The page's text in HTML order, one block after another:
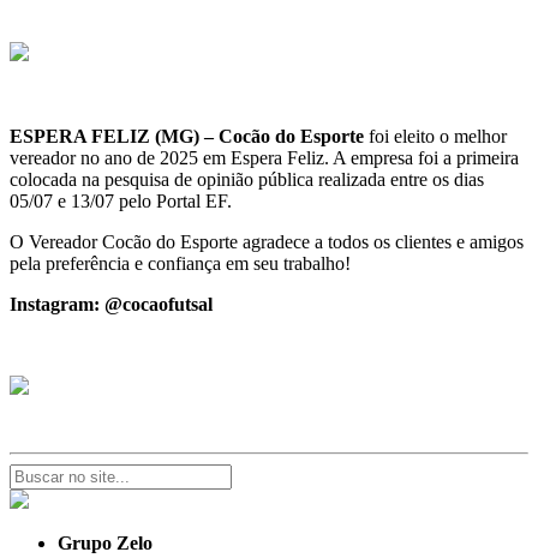
ESPERA FELIZ (MG) – Cocão do Esporte foi eleito o melhor
vereador no ano de 2025 em Espera Feliz. A empresa foi a primeira
colocada na pesquisa de opinião pública realizada entre os dias
05/07 e 13/07 pelo Portal EF.
O Vereador Cocão do Esporte agradece a todos os clientes e amigos
pela preferência e confiança em seu trabalho!
Instagram: @cocaofutsal
Grupo Zelo